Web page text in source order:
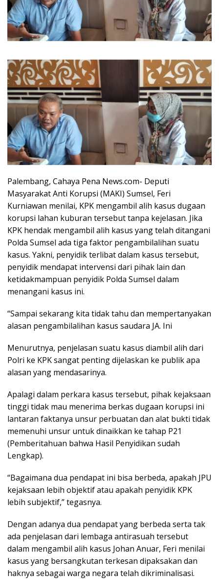
Palembang, Cahaya Pena News.com- Deputi
Masyarakat Anti Korupsi (MAKI) Sumsel, Feri
Kurniawan menilai, KPK mengambil alih kasus dugaan
korupsi lahan kuburan tersebut tanpa kejelasan. Jika
KPK hendak mengambil alih kasus yang telah ditangani
Polda Sumsel ada tiga faktor pengambilalihan suatu
kasus. Yakni, penyidik terlibat dalam kasus tersebut,
penyidik mendapat intervensi dari pihak lain dan
ketidakmampuan penyidik Polda Sumsel dalam
menangani kasus ini.
“Sampai sekarang kita tidak tahu dan mempertanyakan
alasan pengambilalihan kasus saudara JA. Ini
Menurutnya, penjelasan suatu kasus diambil alih dari
Polri ke KPK sangat penting dijelaskan ke publik apa
alasan yang mendasarinya.
Apalagi dalam perkara kasus tersebut, pihak kejaksaan
tinggi tidak mau menerima berkas dugaan korupsi ini
lantaran faktanya unsur perbuatan dan alat bukti tidak
memenuhi unsur untuk dinaikkan ke tahap P21
(Pemberitahuan bahwa Hasil Penyidikan sudah
Lengkap).
“Bagaimana dua pendapat ini bisa berbeda, apakah JPU
kejaksaan lebih objektif atau apakah penyidik KPK
lebih subjektif,” tegasnya.
Dengan adanya dua pendapat yang berbeda serta tak
ada penjelasan dari lembaga antirasuah tersebut
dalam mengambil alih kasus Johan Anuar, Feri menilai
kasus yang bersangkutan terkesan dipaksakan dan
haknya sebagai warga negara telah dikriminalisasi.